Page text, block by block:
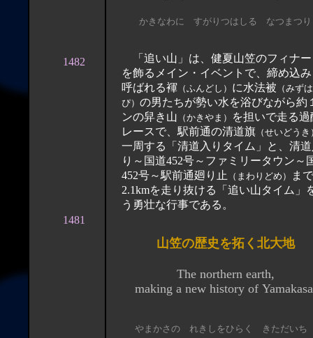
1482
1481
かきなわに すがりつはしる なつまつり
「追い山」は、健夏山笠のフィナ
を飾るメイン・イベントで、締め込
呼ばれる褌 （ふんどし） に水法被 （みず
ぴ） の男たちが勢い水を浴びながら約
ンの舁き山 （かきやま）
を担いで走る過
レースで、駅前通の清道旗 （せいどうき
一周する「清道入りタイム」と、清
り～国道452号～ファミリータウン～
452号～駅前通廻り止
（まわりどめ）
ま
2.1kmを走り抜ける「追い山タイム」
う勇壮な行事である。
山笠の歴史を拓く北大地
The northern earth,
making a new history of
やまかさの れきしをひらく きただいち